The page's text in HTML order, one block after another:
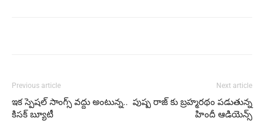
Previous article
ఇక స్పెషల్ సాంగ్స్ వద్దు అంటున్న..
కిసక్ బ్యూటీ
Next article
పుష్ప రాజ్ కు బ్రహ్మరథం పడుతున్న
హిందీ ఆడియెన్స్